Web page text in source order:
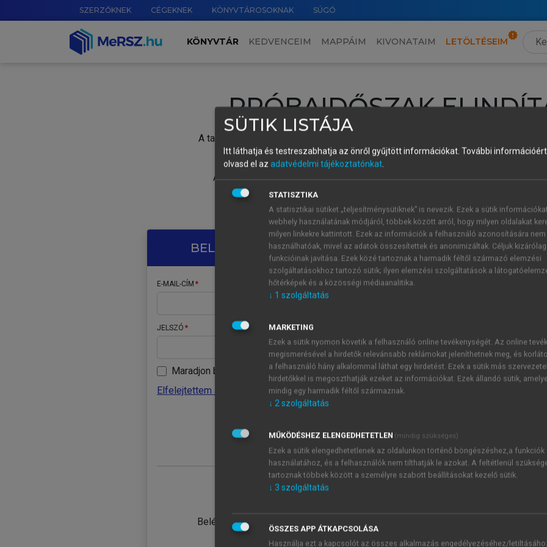
SZERZŐKNEK CÉGEKNEK KÖNYVTÁROSOKNAK SÚGÓ
KÖNYVTÁR KEDVENCEIM MAPPÁIM KIVONATAIM LETÖLTÉSEIM
PRÓBAIDŐSZAK
A tartalom megtekintéséhez lépj be a saját fiókoddal, iskolai azonosítóddal vagy
Új felhasználóként1 óra díjmentes hozzáférésrevagy
A próbaidőszak elindításához,
vagy hozz
A regisztráció után a
BELÉPÉS SAJÁT FIÓKKAL
E-MAIL-CÍM
JELSZÓ
Maradjon belépve
Elfelejtettem a jelszavamat
Belépés intézményi azonosítóval
ÚJ FIÓK
1 óra
JELSZÓ
Kérek értesítést a MeRSZ
Kérek értesítést az
SÜTIK LISTÁJA
Itt láthatja és testreszabhatja az önről gyűjtött információkat. További
olvasd el az adatvédelmi tájékoztatónkat.
STATISZTIKA
A statisztikai sütiket „teljesítménysütiknek” is nevezik. Ezek a sütik
webhely használatának módjáról, többek között arról, hogy milyen oldalakat
milyen linkekre kattintott. Ezek az információk a felhasználó azonosítására nem
használhatóak, mivel az adatok összesítettek és anonimizáltak. Céljuk
funkcióinak javítása. Ezek közé tartoznak a harmadik féltől származó elemzési
szolgáltatásokhoz tartozó sütik; ilyen elemzési szolgáltatások a
hőtérképek és a közösségi médiaanalitika.
↓ 1 szolgáltatás
MARKETING
Ezek a sütik nyomon követik a felhasználó online tevékenységét. Az online
megismerésével a hirdetők relevánsabb reklámokat jeleníthetnek meg, és
a felhasználó hány alkalommal láthat egy hirdetést. Ezek a sütik más
hirdetőkkel is megoszthatják ezeket az információkat. Ezek állandó sütik,
mindig egy harmadik féltől származnak.
↓ 2szolgáltatás
MŰKÖDÉSHEZ ELENGEDHETETLEN (mindig szükséges)
Ezek a sütik elengedhetetlenek az oldalunkon történő böngészéshez,a funkciók
használatához, és a felhasználók nem tilthatják le azokat. A feltétlenül
tartoznak többek között a személyre szabott beállításokat kezelő sütik.
↓ 3 szolgáltatás
ÖSSZES APP ÁTKAPCSOLÁSA
Használja ezt a kapcsolót az összes alkalmazás engedélyezéséhez/